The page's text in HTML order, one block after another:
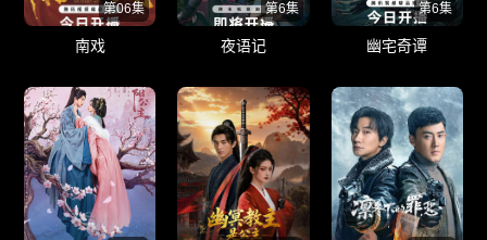
第06集
南戏
第6集
夜语记
第6集
幽宅奇谭